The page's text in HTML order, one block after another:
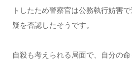
トしたため警察官は公務執行妨害
疑を否認したそうです。
自殺も考えられる局面で、自分の